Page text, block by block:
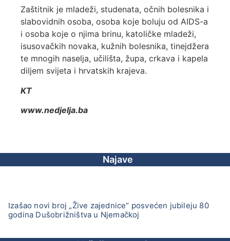
Zaštitnik je mladeži, studenata, očnih bolesnika i
slabovidnih osoba, osoba koje boluju od AIDS-a
i osoba koje o njima brinu, katoličke mladeži,
isusovačkih novaka, kužnih bolesnika, tinejdžera
te mnogih naselja, učilišta, župa, crkava i kapela
diljem svijeta i hrvatskih krajeva.
KT
www.nedjelja.ba
Najave
Izašao novi broj „Žive zajednice“ posvećen jubileju 80
godina Dušobrižništva u Njemačkoj